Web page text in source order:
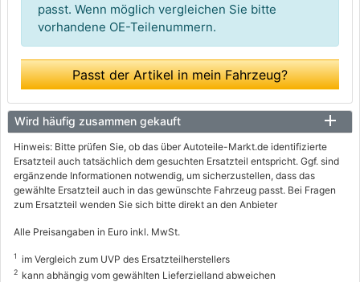
passt. Wenn möglich vergleichen Sie bitte
vorhandene OE-Teilenummern.
Passt der Artikel in mein Fahrzeug?
Wird häufig zusammen gekauft
Hinweis: Bitte prüfen Sie, ob das über Autoteile-Markt.de identifizierte
Ersatzteil auch tatsächlich dem gesuchten Ersatzteil entspricht. Ggf. sind
ergänzende Informationen notwendig, um sicherzustellen, dass das
gewählte Ersatzteil auch in das gewünschte Fahrzeug passt. Bei Fragen
zum Ersatzteil wenden Sie sich bitte direkt an den Anbieter
Alle Preisangaben in Euro inkl. MwSt.
1 im Vergleich zum UVP des Ersatzteilherstellers
2 kann abhängig vom gewählten Lieferzielland abweichen